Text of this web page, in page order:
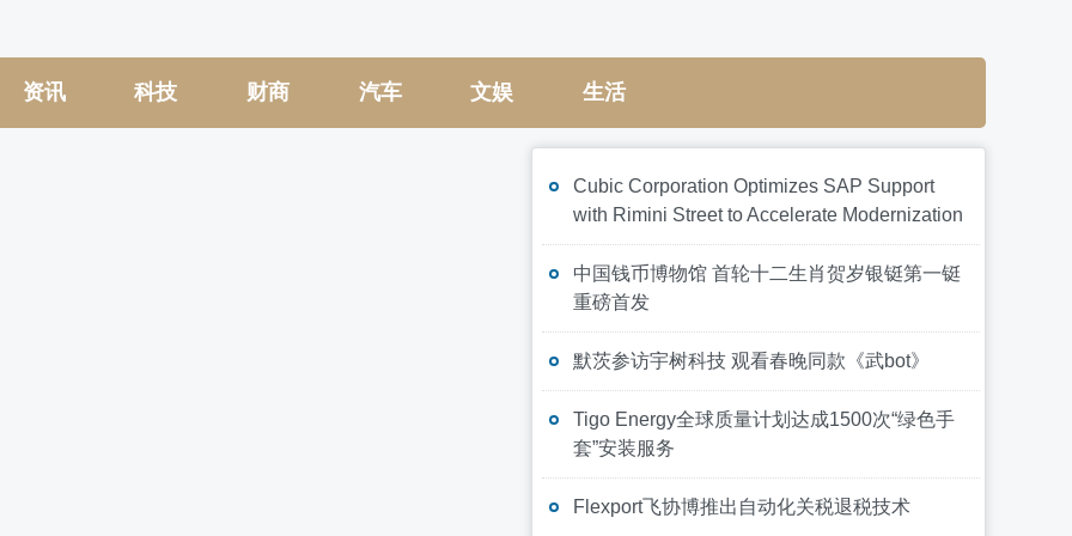
资讯 科技 财商 汽车 文娱 生活
Cubic Corporation Optimizes SAP Support
with Rimini Street to Accelerate Modernization
中国钱币博物馆 首轮十二生肖贺岁银铤第一铤
重磅首发
默茨参访宇树科技 观看春晚同款《武bot》
Tigo Energy全球质量计划达成1500次“绿色手
套”安装服务
Flexport飞协博推出自动化关税退税技术